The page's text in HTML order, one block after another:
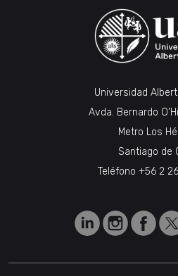
Universidad
Avda. Bernardo
Metro Los
Santiago de
Teléfono +56 2